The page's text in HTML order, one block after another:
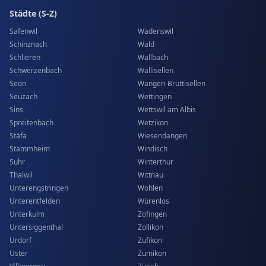
Städte (S-Z)
Safenwil
Schinznach
Schlieren
Schwerzenbach
Seon
Seuzach
Sins
Spreitenbach
Stäfa
Stammheim
Suhr
Thalwil
Unterengstringen
Unterentfelden
Unterkulm
Untersiggenthal
Urdorf
Uster
Wädenswil
Wald
Wallbach
Wallisellen
Wangen-Brüttisellen
Wettingen
Wettswil am Albis
Wetzikon
Wiesendangen
Windisch
Winterthur
Wittnau
Wohlen
Würenlos
Zofingen
Zollikon
Zufikon
Zumikon